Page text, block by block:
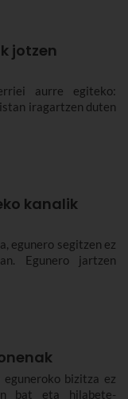
jotzen
aurre egiteko:
iragartzen duten
kanalik
egunero segitzen ez
Egunero jartzen
bizitza ez
bat eta hilabete-